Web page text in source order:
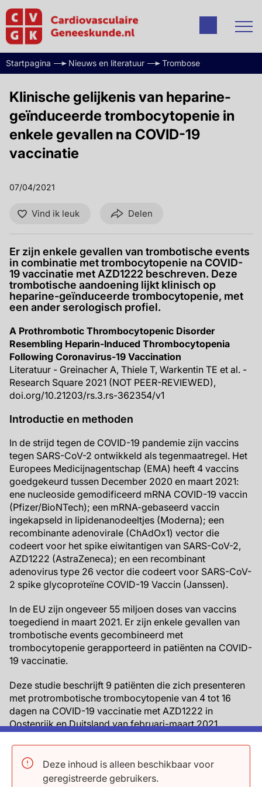
Deze inhoud is alleen beschikbaar voor
geregistreerde gebruikers.
Startpagina Nieuws en literatuur Trombose
Klinische gelijkenis van heparine-
geïnduceerde trombocytopenie in
enkele gevallen na COVID-19
vaccinatie
07/04/2021
Vind ik leuk Delen
Er zijn enkele gevallen van trombotische events
in combinatie met trombocytopenie na COVID-
19 vaccinatie met AZD1222 beschreven. Deze
trombotische aandoening lijkt klinisch op
heparine-geïnduceerde trombocytopenie, met
een ander serologisch profiel.
A Prothrombotic Thrombocytopenic Disorder
Resembling Heparin-Induced Thrombocytopenia
Following Coronavirus-19 Vaccination
Literatuur - Greinacher A, Thiele T, Warkentin TE et al. -
Research Square 2021 (NOT PEER-REVIEWED),
doi.org/10.21203/rs.3.rs-362354/v1
Introductie en methoden
In de strijd tegen de COVID-19 pandemie zijn vaccins
tegen SARS-CoV-2 ontwikkeld als tegenmaatregel. Het
Europees Medicijnagentschap (EMA) heeft 4 vaccins
goedgekeurd tussen December 2020 en maart 2021:
ene nucleoside gemodificeerd mRNA COVID-19 vaccin
(Pfizer/BioNTech); een mRNA-gebaseerd vaccin
ingekapseld in lipidenanodeeltjes (Moderna); een
recombinante adenovirale (ChAdOx1) vector die
codeert voor het spike eiwitantigen van SARS-CoV-2,
AZD1222 (AstraZeneca); en een recombinant
adenovirus type 26 vector die codeert voor SARS-CoV-
2 spike glycoproteïne COVID-19 Vaccin (Janssen).
In de EU zijn ongeveer 55 miljoen doses van vaccins
toegediend in maart 2021. Er zijn enkele gevallen van
trombotische events gecombineerd met
trombocytopenie gerapporteerd in patiënten na COVID-
19 vaccinatie.
Deze studie beschrijft 9 patiënten die zich presenteren
met protrombotische trombocytopenie van 4 tot 16
dagen na COVID-19 vaccinatie met AZD1222 in
Oostenrijk en Duitsland van februari-maart 2021.
trombocytopenie (een protrombotische
trombocytopenische aandoening uitgelokt door
heparine en andere anionen) werd sera verzameld van